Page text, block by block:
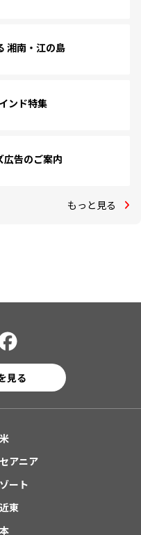
湘南・江の島
ンド特集
広告のご案内
もっと見る
見る
アニア
ート
東